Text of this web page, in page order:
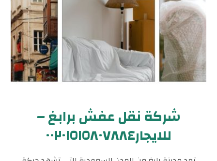
شركة نقل عفش برابغ –
للايجار٠٠٢٠١٥١٥٨٠٧٨٨٤